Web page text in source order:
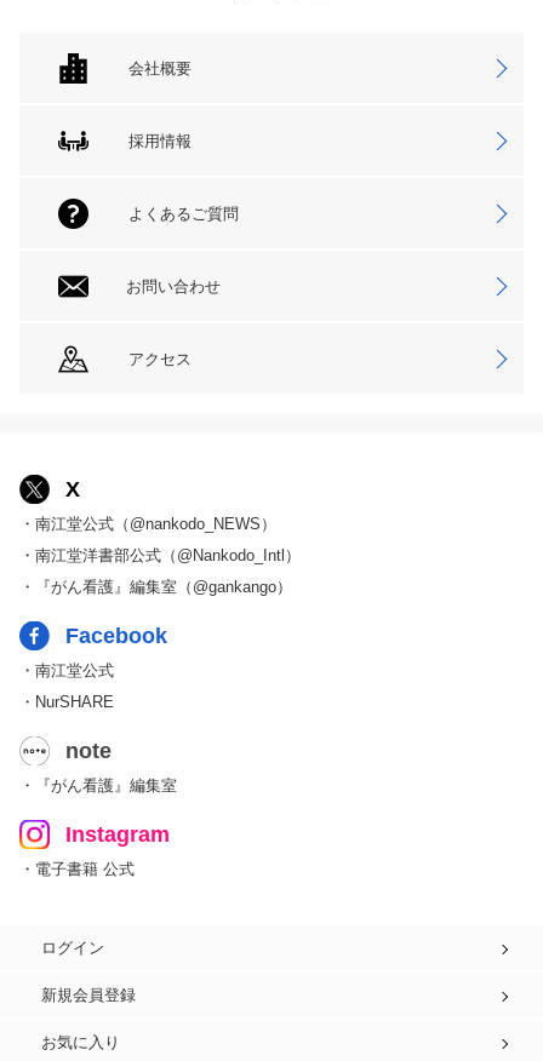
会社概要
採用情報
よくあるご質問
お問い合わせ
アクセス
X
・南江堂公式（@nankodo_NEWS）
・南江堂洋書部公式（@Nankodo_Intl）
・『がん看護』編集室（@gankango）
Facebook
・南江堂公式
・NurSHARE
note
・『がん看護』編集室
Instagram
・電子書籍 公式
ログイン
新規会員登録
お気に入り